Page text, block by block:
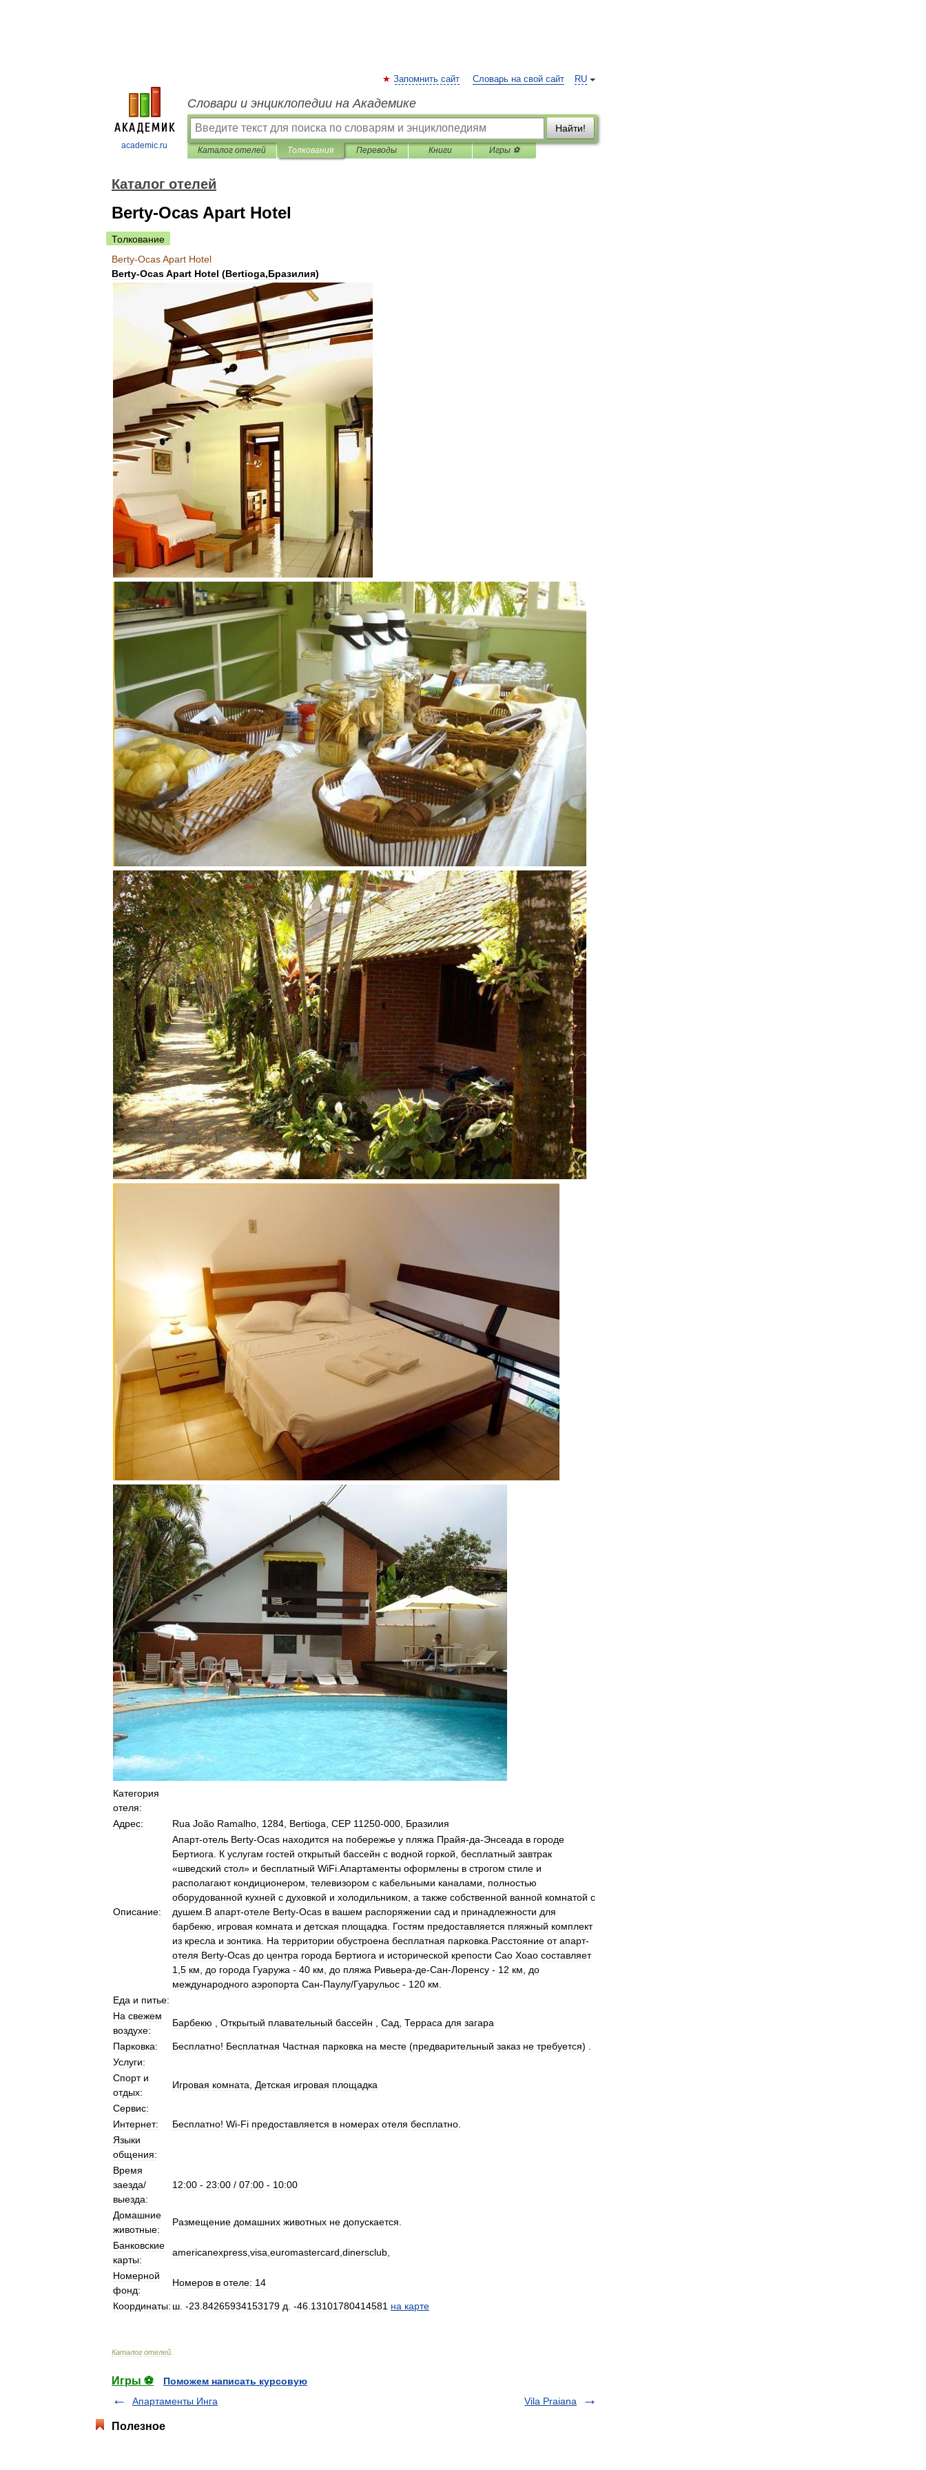
academic.ru
RU
Запомнить сайт Словарь на свой сайт
Словари и энциклопедии на Академике
Найти!
Каталог отелей Толкования Переводы Книги Игры ⚽
Каталог отелей
Berty-Ocas Apart Hotel
Толкование
Berty-OcasApart Hotel
Berty-OcasApart Hotel (Bertioga,Бразилия)
Категория
отеля:
Адрес:
Rua João Ramalho 1284 Bertioga CEP 11250-000 Бразилия
Описание:
Апарт-отель Berty-Ocas находится на побережье у пляжа Прайя-да-Энсеада в городе
Бертиога
К услугам гостей открытый бассейн с водной горкой бесплатный завтрак
«шведский стол» и бесплатный WiFi Апартаменты оформлены в строгом стиле и
располагают кондиционером телевизором с кабельными каналами
полностью
оборудованной кухней с духовкой и холодильником а также собственной ванной комнатой с
душем В апарт-отеле Berty-Ocas в вашем распоряжении сад и принадлежности для
барбекю
игровая комната и детская площадка Гостям предоставляется пляжный комплект
из кресла и зонтика На территории обустроена бесплатная парковка Расстояние от апарт-
отеля Berty-Ocas до центра города Бертиога и исторической крепости Сао Хоао составляет
1 5 км до города Гуаружа - 40 км до пляжа Ривьера-де-Сан-Лоренсу - 12 км
до
международного аэропорта Сан-Паулу/Гуарульос - 120 км
Еда и питье:
На свежем
воздухе:
Барбекю Открытый плавательный бассейн Сад Терраса для загара
Парковка: Бесплатно! Бесплатная Частная парковка на месте (предварительный заказ не требуется) .
Услуги:
Спорт и
отдых:
Игровая комната Детская игровая площадка
Сервис:
Интернет:
Бесплатно! Wi-Fi предоставляется в номерах отеля бесплатно
Языки
общения:
Время
заезда/
выезда:
12:00 - 23:00 / 07:00 - 10:00
Домашние
животные:
Размещение домашних животных не допускается
Банковские
карты:
americanexpress visa euromastercard dinersclub
Номерной
фонд:
Номеров в отеле: 14
Координаты: ш . -23 84265934153179 д . -46 13101780414581 на карте
Каталог отелей
Игры ⚽
Поможем написать курсовую
Апартаменты Инга
Vila Praiana
Полезное